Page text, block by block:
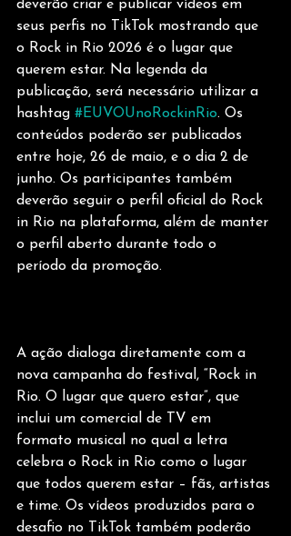
deverão criar e publicar vídeos em
seus perfis no TikTok mostrando que
o Rock in Rio 2026 é o lugar que
querem estar. Na legenda da
publicação, será necessário utilizar a
hashtag #EUVOUnoRockinRio. Os
conteúdos poderão ser publicados
entre hoje, 26 de maio, e o dia 2 de
junho. Os participantes também
deverão seguir o perfil oficial do Rock
in Rio na plataforma, além de manter
o perfil aberto durante todo o
período da promoção.
A ação dialoga diretamente com a
nova campanha do festival, “Rock in
Rio. O lugar que quero estar”, que
inclui um comercial de TV em
formato musical no qual a letra
celebra o Rock in Rio como o lugar
que todos querem estar – fãs, artistas
e time. Os vídeos produzidos para o
desafio no TikTok também poderão